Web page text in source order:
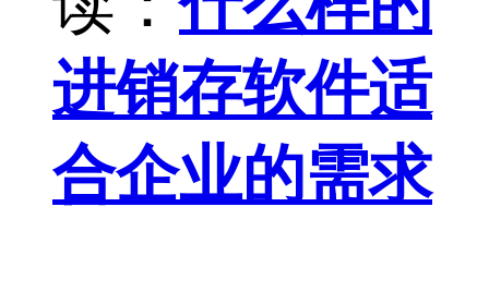
进销存软件适
合企业的需求